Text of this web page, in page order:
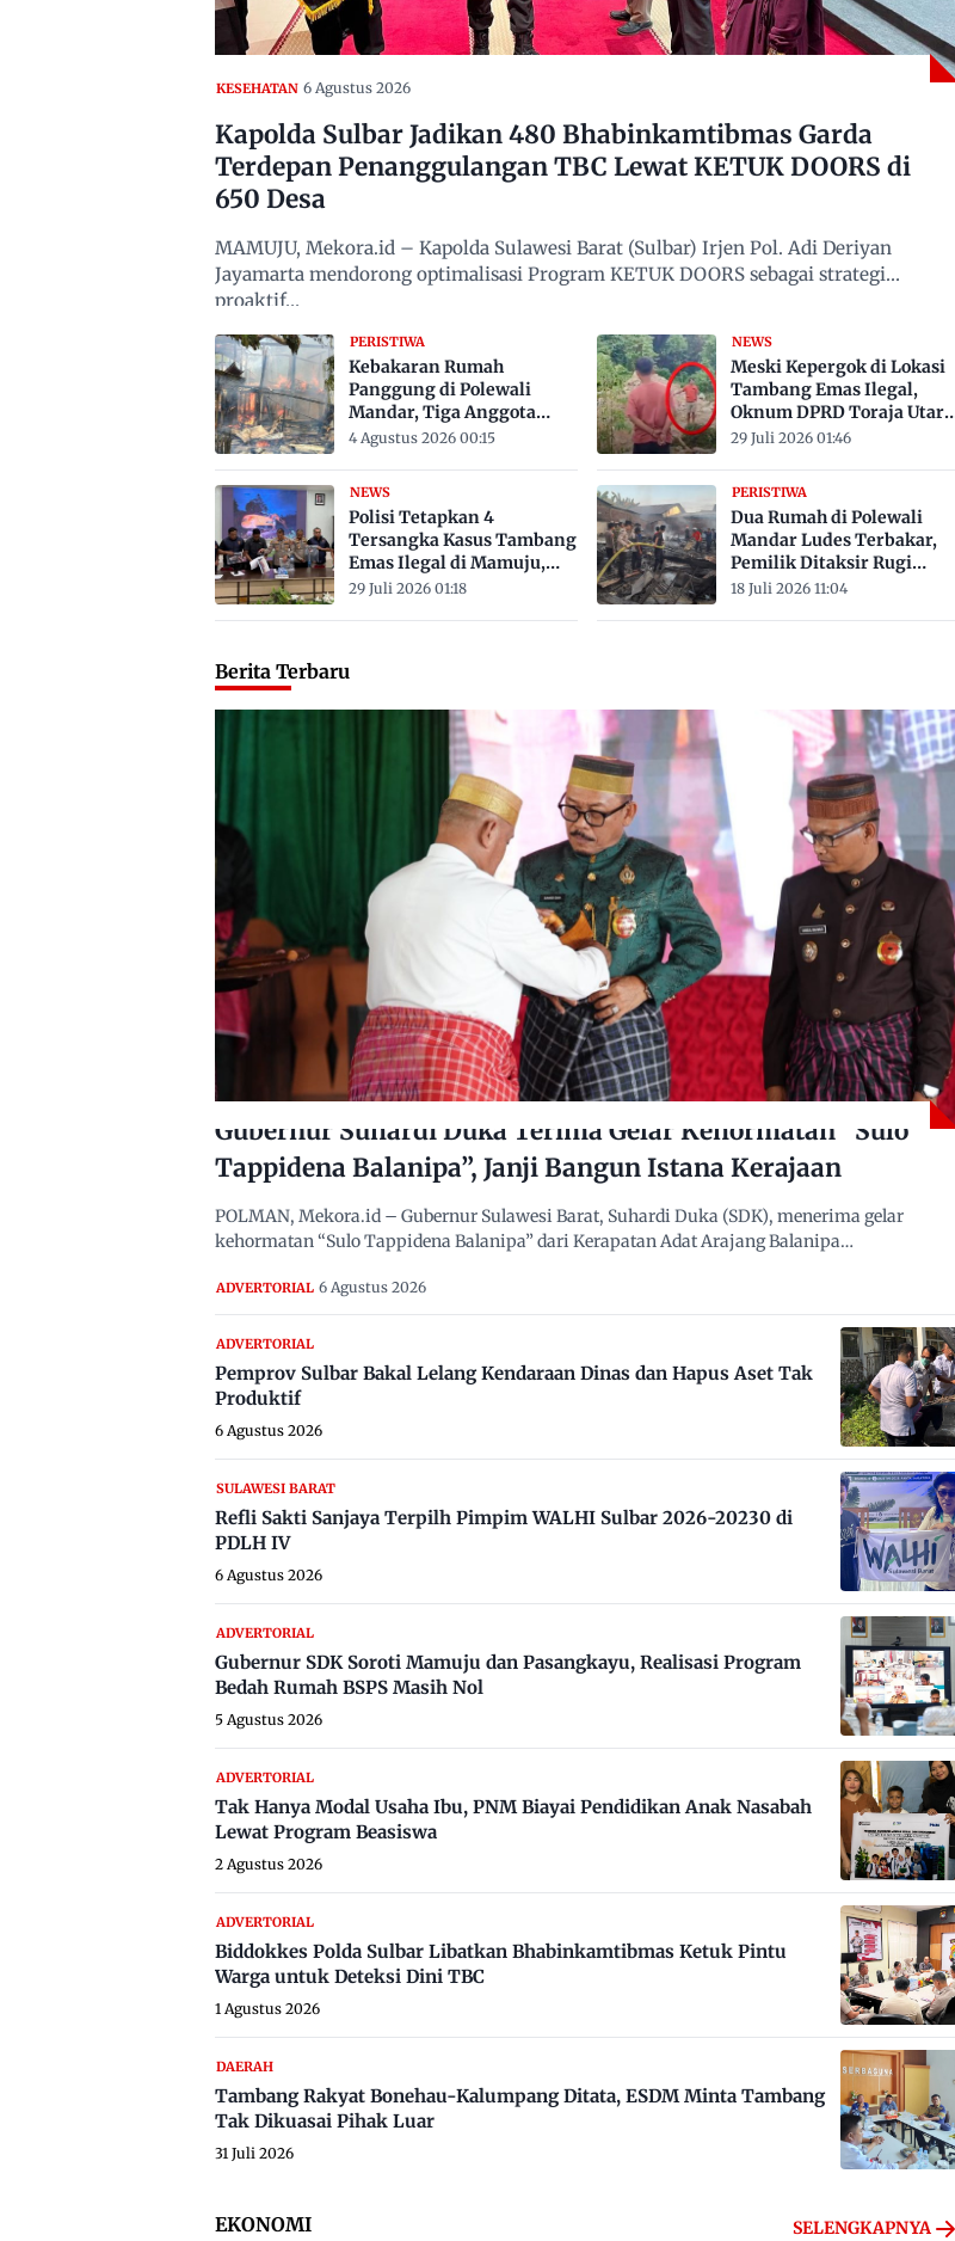
KESEHATAN 6 Agustus 2026
Kapolda Sulbar Jadikan 480 Bhabinkamtibmas Garda
Terdepan Penanggulangan TBC Lewat KETUK DOORS di
650 Desa
MAMUJU, Mekora.id – Kapolda Sulawesi Barat (Sulbar) Irjen Pol. Adi Deriyan
Jayamarta mendorong optimalisasi Program KETUK DOORS sebagai strategi
proaktif…
PERISTIWA
Kebakaran Rumah
Panggung di Polewali
Mandar, Tiga Anggota
Keluarga Tewas Terjebak
4 Agustus 2026 00:15
NEWS
Meski Kepergok di Lokasi
Tambang Emas Ilegal,
Oknum DPRD Toraja Utara
Belum Jadi Tersangka
29 Juli 2026 01:46
NEWS
Polisi Tetapkan 4
Tersangka Kasus Tambang
Emas Ilegal di Mamuju,
Satu ASN
29 Juli 2026 01:18
PERISTIWA
Dua Rumah di Polewali
Mandar Ludes Terbakar,
Pemilik Ditaksir Rugi
Rp200 Juta
18 Juli 2026 11:04
Berita Terbaru
Gubernur Suhardi Duka Terima Gelar Kehormatan “Sulo
Tappidena Balanipa”, Janji Bangun Istana Kerajaan
POLMAN, Mekora.id – Gubernur Sulawesi Barat, Suhardi Duka (SDK), menerima gelar
kehormatan “Sulo Tappidena Balanipa” dari Kerapatan Adat Arajang Balanipa…
ADVERTORIAL 6 Agustus 2026
ADVERTORIAL
Pemprov Sulbar Bakal Lelang Kendaraan Dinas dan Hapus Aset Tak
Produktif
6 Agustus 2026
SULAWESI BARAT
Refli Sakti Sanjaya Terpilh Pimpim WALHI Sulbar 2026-20230 di
PDLH IV
6 Agustus 2026
ADVERTORIAL
Gubernur SDK Soroti Mamuju dan Pasangkayu, Realisasi Program
Bedah Rumah BSPS Masih Nol
5 Agustus 2026
ADVERTORIAL
Tak Hanya Modal Usaha Ibu, PNM Biayai Pendidikan Anak Nasabah
Lewat Program Beasiswa
2 Agustus 2026
ADVERTORIAL
Biddokkes Polda Sulbar Libatkan Bhabinkamtibmas Ketuk Pintu
Warga untuk Deteksi Dini TBC
1 Agustus 2026
DAERAH
Tambang Rakyat Bonehau-Kalumpang Ditata, ESDM Minta Tambang
Tak Dikuasai Pihak Luar
31 Juli 2026
EKONOMI SELENGKAPNYA